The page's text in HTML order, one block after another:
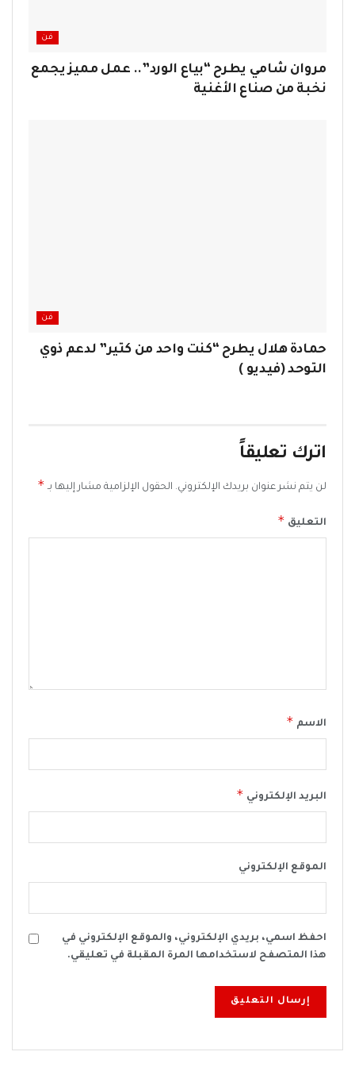
فن
مروان شامي يطرح “بياع الورد”.. عمل مميز يجمع
نخبة من صناع الأغنية
فن
حمادة هلال يطرح “كنت واحد من كتير” لدعم ذوي
التوحد (فيديو )
اترك تعليقاً
لن يتم نشر عنوان بريدك الإلكتروني. الحقول الإلزامية مشار إليها بـ *
التعليق *
الاسم *
البريد الإلكتروني *
الموقع الإلكتروني
احفظ اسمي، بريدي الإلكتروني، والموقع الإلكتروني في
هذا المتصفح لاستخدامها المرة المقبلة في تعليقي.